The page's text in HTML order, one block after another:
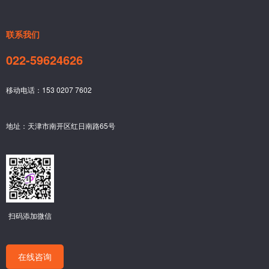
联系我们
022-59624626
移动电话：153 0207 7602
地址：天津市南开区红日南路65号
扫码添加微信
在线咨询